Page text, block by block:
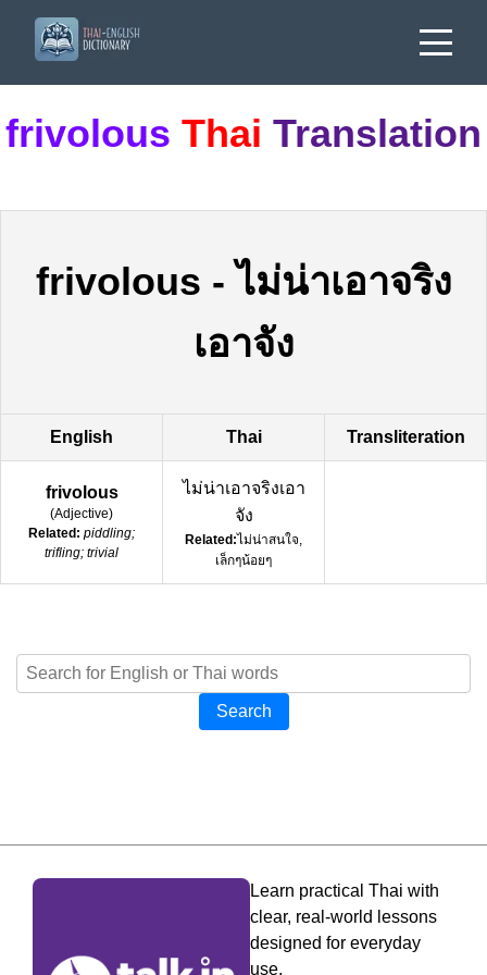
frivolous Thai Translation
frivolous -ไม่น่าเอาจริง
เอาจัง
English Thai Transliteration
frivolous
(Adjective)
Related: piddling;
trifling; trivial
ไม่น่าเอาจริงเอา
จัง
Related:ไม่น่าสนใจ,
เล็กๆน้อยๆ
Search
Learn practical Thai with
clear, real-world lessons
designed for everyday
use.